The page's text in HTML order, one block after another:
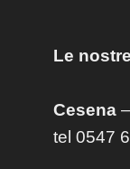
Le
Cesena–
tel 0547